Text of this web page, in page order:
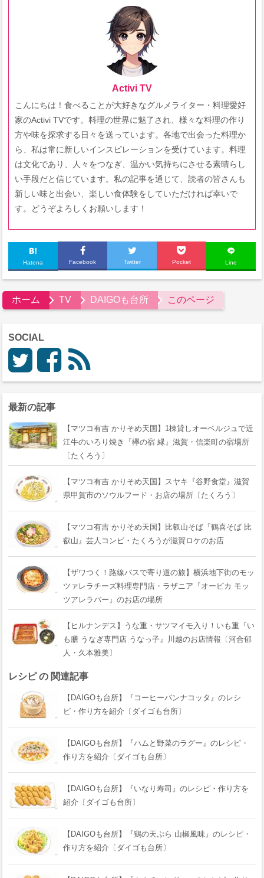
Activi TV
こんにちは！食べることが大好きなグルメライター・料理愛好
家のActivi TVです。料理の世界に魅了され、様々な料理の作り
方や味を探求する日々を送っています。各地で出会った料理か
ら、私は常に新しいインスピレーションを受けています。料理
は文化であり、人々をつなぎ、温かい気持ちにさせる素晴らし
い手段だと信じています。私の記事を通じて、読者の皆さんも
新しい味と出会い、楽しい食体験をしていただければ幸いで
す。どうぞよろしくお願いします！
Hatena Facebook Twitter Pocket Line
ホーム TV DAIGOも台所 このページ
SOCIAL
最新の記事
【マツコ有吉 かりそめ天国】1棟貸しオーベルジュで近
江牛のいろり焼き『欅の宿 縁』滋賀・信楽町の宿場所
〔たくろう〕
【マツコ有吉 かりそめ天国】スヤキ『谷野食堂』滋賀
県甲賀市のソウルフード・お店の場所〔たくろう〕
【マツコ有吉 かりそめ天国】比叡山そば『鶴喜そば 比
叡山』芸人コンビ・たくろうが滋賀ロケのお店
【ザワつく！路線バスで寄り道の旅】横浜地下街のモッ
ツァレラチーズ料理専門店・ラザニア『オービカ モッ
ツアレラバー』のお店の場所
【ヒルナンデス】うな重・サツマイモ入り！いも重『い
も膳 うなぎ専門店 うなっ子』川越のお店情報〔河合郁
人・久本雅美〕
レシピ の 関連記事
【DAIGOも台所】『コーヒーパンナコッタ』のレシ
ピ・作り方を紹介〔ダイゴも台所〕
【DAIGOも台所】『ハムと野菜のラグー』のレシピ・
作り方を紹介〔ダイゴも台所〕
【DAIGOも台所】『いなり寿司』のレシピ・作り方を
紹介〔ダイゴも台所〕
【DAIGOも台所】『鶏の天ぷら 山椒風味』のレシピ・
作り方を紹介〔ダイゴも台所〕